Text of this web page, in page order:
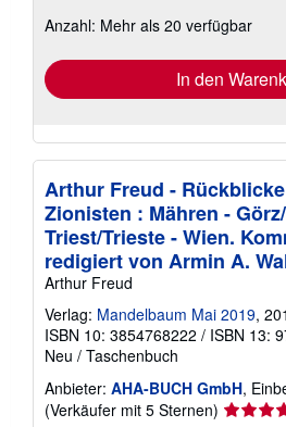
Versandkosten
Anzahl: Mehr als 20 verfügbar
In den
Arthur Freud -
Zionisten : Mähren -
Triest/Trieste - Wien.
redigiert von Armin A.
Arthur Freud
Verlag: Mandelbaum Mai 2019,
ISBN 10: 3854768222 / ISBN 13:
Neu / Taschenbuch
Anbieter: AHA-BUCH GmbH,
(Verkäufer mit 5 Sternen)